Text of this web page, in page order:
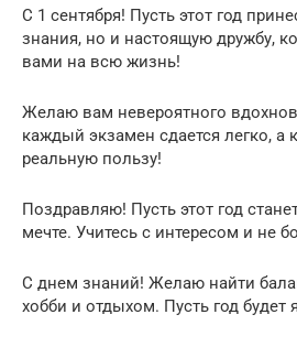
С 1 сентября! Пусть этот год
знания, но и настоящую дружбу,
вами на всю жизнь!
Желаю вам невероятного
каждый экзамен сдается легко, а
реальную пользу!
Поздравляю! Пусть этот год
мечте. Учитесь с интересом и не
С днем знаний! Желаю найти
хобби и отдыхом. Пусть год